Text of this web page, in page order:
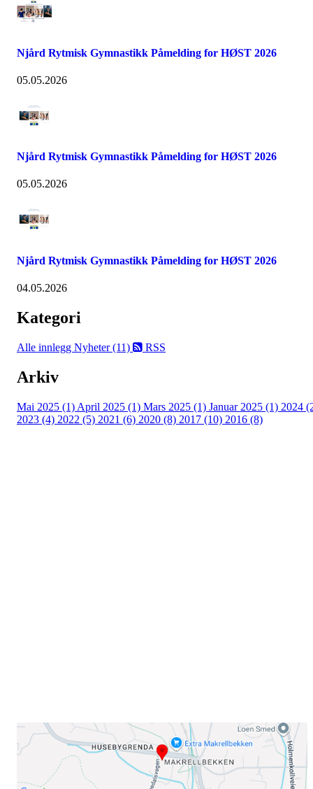
Njård Rytmisk Gymnastikk Påmelding for HØST 2026
05.05.2026
Njård Rytmisk Gymnastikk Påmelding for HØST 2026
05.05.2026
Njård Rytmisk Gymnastikk Påmelding for HØST 2026
04.05.2026
Kategori
Alle innlegg Nyheter (11) RSS
Arkiv
Mai 2025 (1) April 2025 (1) Mars 2025 (1) Januar 2025 (1) 2024
2023 (4) 2022 (5) 2021 (6) 2020 (8) 2017 (10) 2016 (8)